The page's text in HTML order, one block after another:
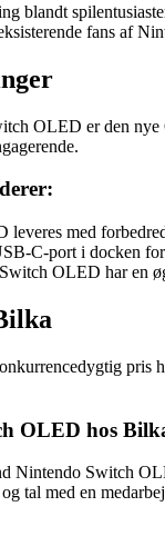
blandt
fans af
OLED er den
med
C-port i docken
OLED har en
pris
OLED hos
Nintendo Switch
tal med en